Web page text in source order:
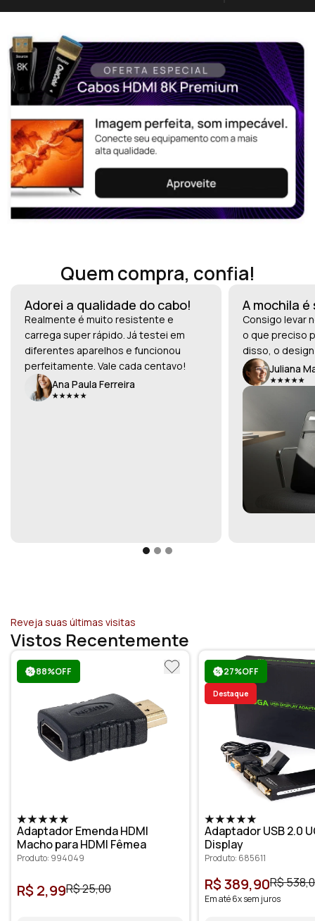
Quem compra, confia!
Adorei a qualidade do cabo!
Realmente é muito resistente e
carrega super rápido. Já testei em
diferentes aparelhos e funcionou
perfeitamente. Vale cada centavo!
Ana Paula Ferreira
A mochila
Consigo levar
o que preciso
disso, o
Juliana
Reveja suas últimas visitas
Vistos Recentemente
88%OFF
Adaptador Emenda HDMI
Macho para HDMI Fêmea
Produto: 994049
R$ 2,99R$ 25,00
27%OFF
Destaque
Adaptador USB 2.0
Display
Produto: 685611
R$ 389,90R$
Em até 6x sem juros